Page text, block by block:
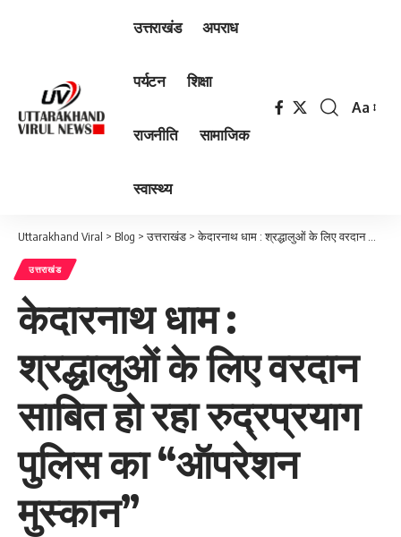
उत्तराखंड अपराध
पर्यटन शिक्षा
राजनीति सामाजिक
स्वास्थ्य
Font
Aa
Uttarakhand Viral > Blog >उत्तराखंड >केदारनाथ धाम : श्रद्धालुओं के लिए वरदान साबित हो रहा रुद्रप्रयाग पुलिस का “ऑपरेशन मुस्कान”
उत्तराखंड
केदारनाथ धाम :
श्रद्धालुओं के लिए वरदान
साबित हो रहा रुद्रप्रयाग
पुलिस का “ऑपरेशन
मुस्कान”